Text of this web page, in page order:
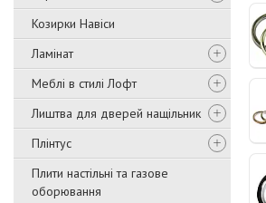
Козирки Навіси
Ламінат
Меблі в стилі Лофт
Лиштва для дверей нащільник
Плінтус
Плити настільні та газове
оборювання